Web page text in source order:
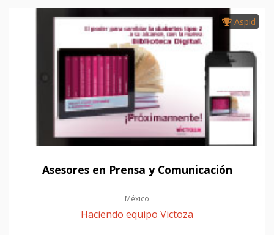
Aspid
Asesores en Prensa y Comunicación
México
Haciendo equipo Victoza